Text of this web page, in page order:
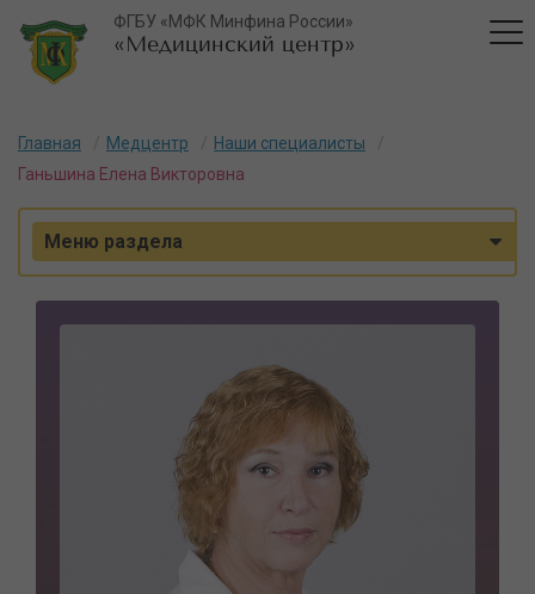
ФГБУ «МФК Минфина России»
«Медицинский центр»
Главная Медцентр
Наши специалисты
Ганьшина Елена Викторовна
Меню раздела